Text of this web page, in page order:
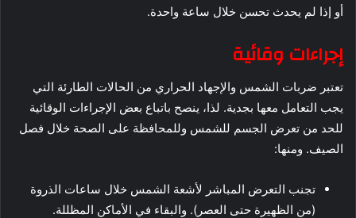
أو إذا لم يحدث تحسن خلال ساعة واحدة.
إجراءات وقائية
تعتبر ضربات الشمس والإجهاد الحراري من الحالات الطارئة التي
يجب التعامل معها بجدية. لذا، ينصح باتباع بعض الإجراءات الوقائية
للحد من تعرض الجسم للشمس وللمحافظة على الصحة خلال فصل
الصيف. ومنها:
تجنب التعرض المباشر لأشعة الشمس خلال ساعات الذروة
(من الظهيرة حتى العصر). والبقاء في الأماكن المظللة.